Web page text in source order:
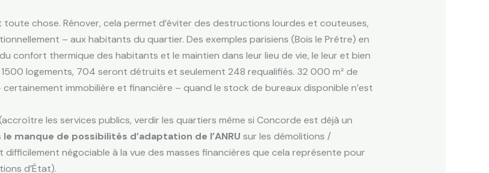
toute chose. Rénover, cela permet d’éviter des destructions lourdes et couteuses,
– aux habitants du quartier. Des exemples parisiens (Bois le Prêtre) en
confort thermique des habitants et le maintien dans leur lieu de vie, le leur et bien
logements, 704 seront détruits et seulement 248 requalifiés. 32 000 m² de
immobilière et financière – quand le stock de bureaux disponible n’est
les services publics, verdir les quartiers même si Concorde est déjà un
manque de possibilités d’adaptation de l’ANRU sur les démolitions /
négociable à la vue des masses financières que cela représente pour
d’État).